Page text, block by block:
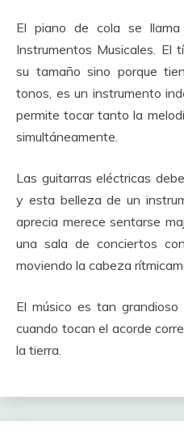
El piano de cola se
Instrumentos Musicales. El
su tamaño sino porque
tonos, es un instrumento
permite tocar tanto la
simultáneamente.
Las guitarras eléctricas
y esta belleza de un
aprecia merece sentarse
una sala de conciertos
moviendo la cabeza
El músico es tan
cuando tocan el acorde
la tierra.